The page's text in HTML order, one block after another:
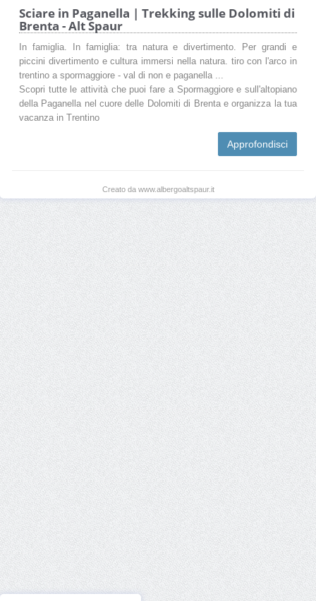
Sciare in Paganella | Trekking sulle Dolomiti di
Brenta - Alt Spaur
In famiglia. In famiglia: tra natura e divertimento. Per grandi e
piccini divertimento e cultura immersi nella natura. tiro con l'arco in
trentino a spormaggiore - val di non e paganella ...
Scopri tutte le attività che puoi fare a Spormaggiore e sull'altopiano
della Paganella nel cuore delle Dolomiti di Brenta e organizza la tua
vacanza in Trentino
Approfondisci
Creato da www.albergoaltspaur.it